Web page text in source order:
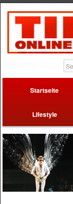
Startseite
Lifestyle